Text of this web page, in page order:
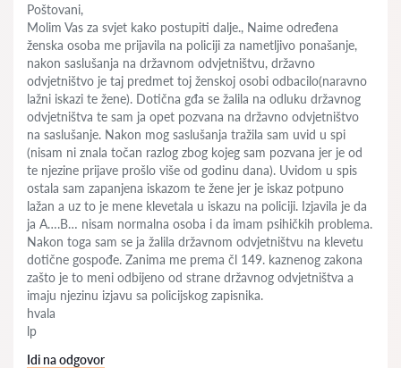
Poštovani,
Molim Vas za svjet kako postupiti dalje., Naime određena
ženska osoba me prijavila na policiji za nametljivo ponašanje,
nakon saslušanja na državnom odvjetništvu, državno
odvjetništvo je taj predmet toj ženskoj osobi odbacilo(naravno
lažni iskazi te žene). Dotična gđa se žalila na odluku državnog
odvjetništva te sam ja opet pozvana na državno odvjetništvo
na saslušanje. Nakon mog saslušanja tražila sam uvid u spi
(nisam ni znala točan razlog zbog kojeg sam pozvana jer je od
te njezine prijave prošlo više od godinu dana). Uvidom u spis
ostala sam zapanjena iskazom te žene jer je iskaz potpuno
lažan a uz to je mene klevetala u iskazu na policiji. Izjavila je da
ja A….B… nisam normalna osoba i da imam psihičkih problema.
Nakon toga sam se ja žalila državnom odvjetništvu na klevetu
dotične gospođe. Zanima me prema čl 149. kaznenog zakona
zašto je to meni odbijeno od strane državnog odvjetništva a
imaju njezinu izjavu sa policijskog zapisnika.
hvala
lp
Idi na odgovor